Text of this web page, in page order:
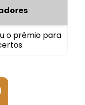
o prêmio para